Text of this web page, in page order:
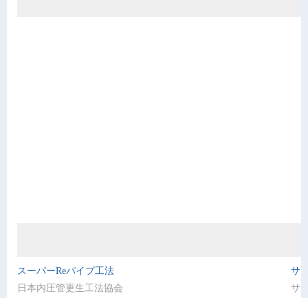
スーパーReパイプ工法
日本内圧管更生工法協会
サ
サ